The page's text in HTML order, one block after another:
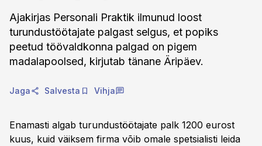
Ajakirjas Personali Praktik ilmunud loost
turundustöötajate palgast selgus, et popiks
peetud töövaldkonna palgad on pigem
madalapoolsed, kirjutab tänane Äripäev.
Jaga Salvesta Vihja
Enamasti algab turundustöötajate palk 1200 eurost
kuus, kuid väiksem firma võib omale spetsialisti leida